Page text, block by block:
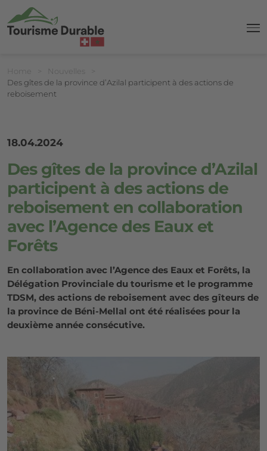
Breadcrumb
Vous êtes ici:
Home Nouvelles
Des gîtes de la province d’Azilal participent à des actions de
reboisement
18.04.2024
Des gîtes de la province d’Azilal
participent à des actions de
reboisement en collaboration
avec l’Agence des Eaux et
Forêts
En collaboration avec l’Agence des Eaux et Forêts, la
Délégation Provinciale du tourisme et le programme
TDSM, des actions de reboisement avec des gîteurs de
la province de Béni-Mellal ont été réalisées pour la
deuxième année consécutive.